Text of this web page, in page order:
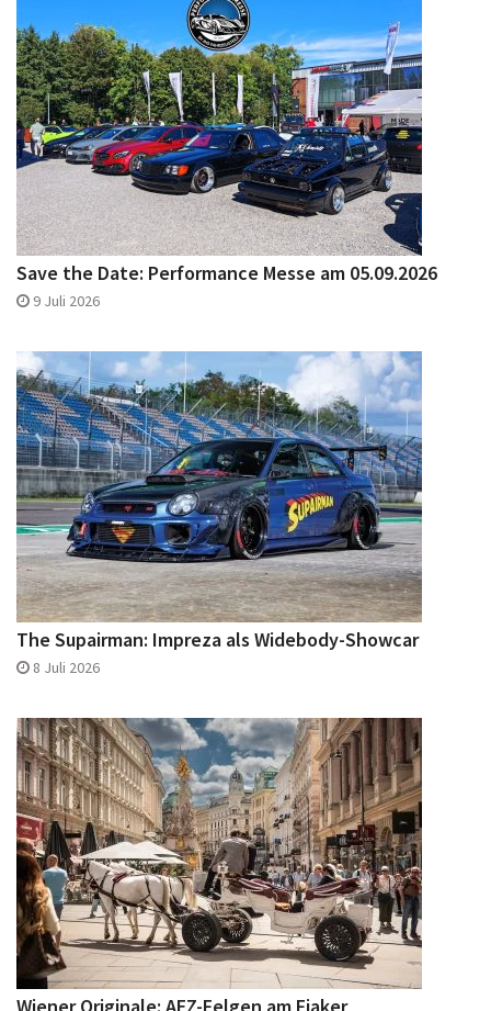
Save the Date: Performance Messe am 05.09.2026
9 Juli 2026
The Supairman: Impreza als Widebody-Showcar
8 Juli 2026
Wiener Originale: AEZ-Felgen am Fiaker